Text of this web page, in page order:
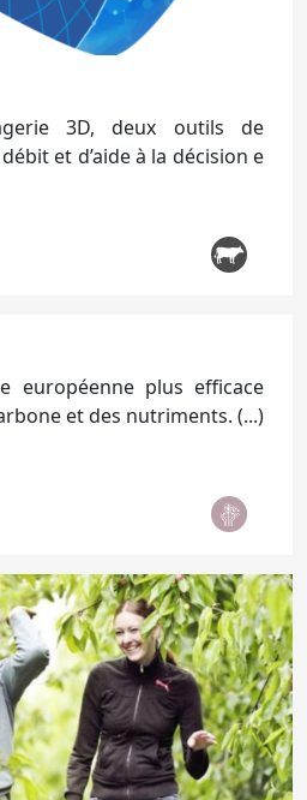
3D, deux outils de
et d’aide à la décision e
européenne plus efficace
et des nutriments. (...)